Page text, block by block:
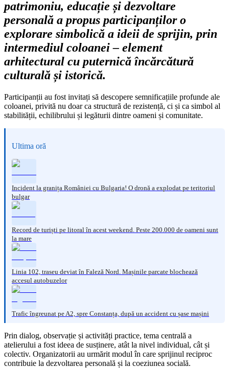
patrimoniu, educație și dezvoltare
personală a propus participanților o
explorare simbolică a ideii de sprijin, prin
intermediul coloanei – element
arhitectural cu puternică încărcătură
culturală și istorică.
Participanții au fost invitați să descopere semnificațiile profunde ale
coloanei, privită nu doar ca structură de rezistență, ci și ca simbol al
stabilității, echilibrului și legăturii dintre oameni și comunitate.
Ultima oră
Incident la granița României cu Bulgaria! O dronă a explodat pe teritoriul
bulgar
Record de turiști pe litoral în acest weekend. Peste 200.000 de oameni sunt
la mare
Linia 102, traseu deviat în Faleză Nord. Mașinile parcate blochează
accesul autobuzelor
Trafic îngreunat pe A2, spre Constanța, după un accident cu șase mașini
Prin dialog, observație și activități practice, tema centrală a
atelierului a fost ideea de susținere, atât la nivel individual, cât și
colectiv. Organizatorii au urmărit modul în care sprijinul reciproc
contribuie la dezvoltarea personală și la coeziunea socială.